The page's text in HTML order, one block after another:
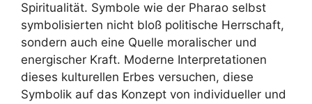
Spiritualität. Symbole wie der Pharao selbst
symbolisierten nicht bloß politische Herrschaft,
sondern auch eine Quelle moralischer und
energischer Kraft. Moderne Interpretationen
dieses kulturellen Erbes versuchen, diese
Symbolik auf das Konzept von individueller und